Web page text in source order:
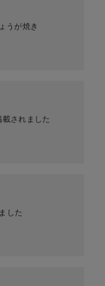
うが焼き
載されました
した